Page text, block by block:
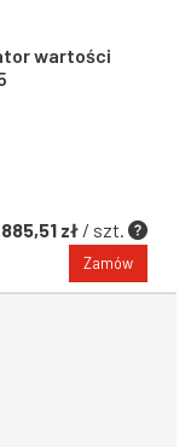
wartości
885,51 zł / szt.
Zamów